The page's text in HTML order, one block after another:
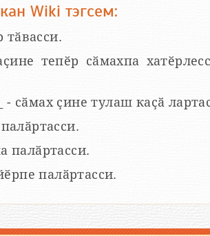
Wiki тэгсем:
тӑвасси.
тепӗр сӑмахпа
- сӑмах ҫине тулаш каҫӑ
палӑртасси.
палӑртасси.